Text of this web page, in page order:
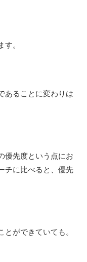
。
あることに変わりは
優先度という点にお
チに比べると、優先
ができていても。